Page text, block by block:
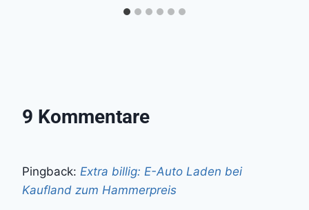
9 Kommentare
Pingback: Extra billig: E-Auto Laden bei
Kaufland zum Hammerpreis